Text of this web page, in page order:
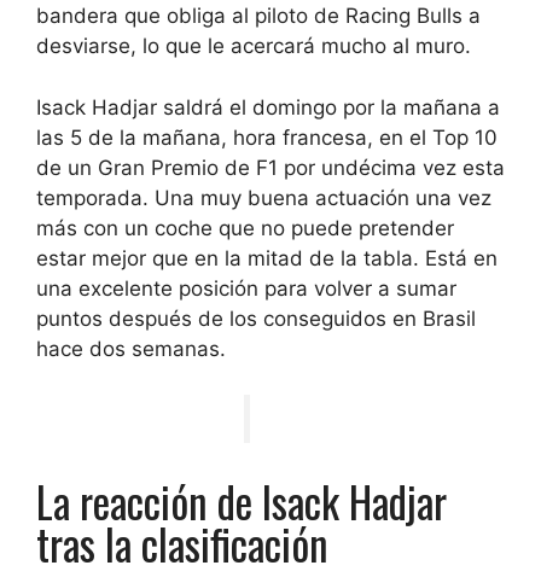
bandera que obliga al piloto de Racing Bulls a
desviarse, lo que le acercará mucho al muro.
Isack Hadjar saldrá el domingo por la mañana a
las 5 de la mañana, hora francesa, en el Top 10
de un Gran Premio de F1 por undécima vez esta
temporada. Una muy buena actuación una vez
más con un coche que no puede pretender
estar mejor que en la mitad de la tabla. Está en
una excelente posición para volver a sumar
puntos después de los conseguidos en Brasil
hace dos semanas.
La reacción de Isack Hadjar
tras la clasificación